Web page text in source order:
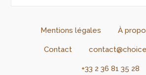
Mentions légales À
Contact
+33 2 36 81 35 28